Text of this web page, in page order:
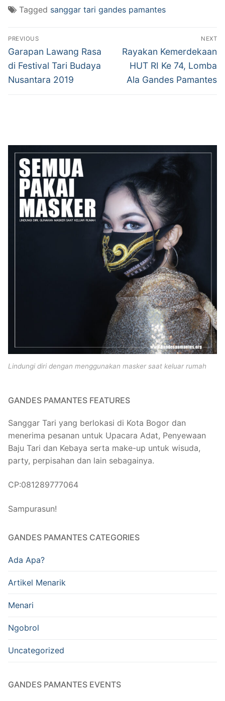
Tagged sanggar tari gandes pamantes
Post
navigation
PREVIOUS
Previous
post:
Garapan Lawang Rasa
di Festival Tari Budaya
Nusantara 2019
NEXT
Next
post:
Rayakan Kemerdekaan
HUT RI Ke 74, Lomba
Ala Gandes Pamantes
Lindungi diri dengan menggunakan masker saat keluar rumah
GANDES PAMANTES FEATURES
Sanggar Tari yang berlokasi di Kota Bogor dan
menerima pesanan untuk Upacara Adat, Penyewaan
Baju Tari dan Kebaya serta make-up untuk wisuda,
party, perpisahan dan lain sebagainya.
CP:081289777064
Sampurasun!
GANDES PAMANTES CATEGORIES
Ada Apa?
Artikel Menarik
Menari
Ngobrol
Uncategorized
GANDES PAMANTES EVENTS